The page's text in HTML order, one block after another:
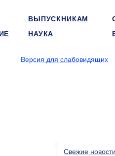
ВЫПУСКНИКАМ
НАУКА
Версия для слабовидящих
Свежие новости